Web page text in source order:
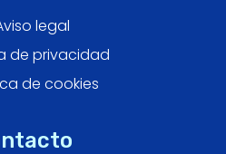
legal
de privacidad
de cookies